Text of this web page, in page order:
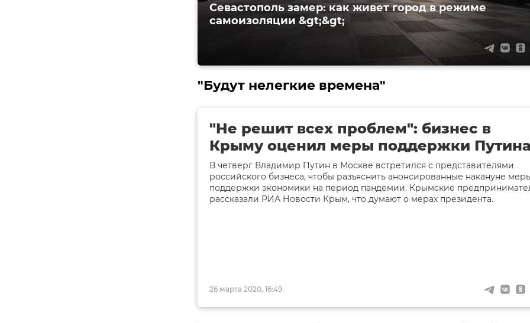
Севастополь замер: как живет город в режиме
самоизоляции &gt;&gt;
"Будут нелегкие времена"
26 марта 2020, 16:49
"Не решит всех проблем": бизнес в
Крыму оценил меры поддержки Путина
В четверг Владимир Путин в Москве встретился с представителями
российского бизнеса, чтобы разъяснить анонсированные накануне
поддержки экономики на период пандемии. Крымские
рассказали РИА Новости Крым, что думают о мерах президента.